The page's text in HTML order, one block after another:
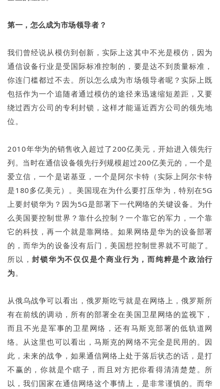
第一，怎么成为市场领导者？
我们曾经说从模仿到创新，实际上这其中不光是模仿，因为
通信设备行业是受国际标准控制的，要是达不到质量标准，
你连门槛都过不去。所以怎么成为市场领导者呢？实际上既
包括作为一个追随者通过模仿的途径来迅速缩短差距，又要
绕过西方公司的专利封锁，这样才能逼近西方公司的领先地
位。
2010年华为的销售收入超过了200亿美元，开始进入领先行
列。当时在通信设备领先行列规模超过200亿美元的，一个是
爱立信，一个是诺基亚，一个是阿尔卡特（实际上阿尔卡特
是180多亿美元）。美国现在为什么要打压华为，特别在5G
上要封锁华为？因为5G是部署下一代网络的关键设备。为什
么美国要控制世界？靠什么控制？一个靠它的军力，一个靠
它的科技，再一个就是靠网络。如果网络是华为的设备部署
的，而华为的设备没有后门，美国想控制世界就不可能了。
所以，封锁华为不仅仅是个商业行为，而纯粹是个政治行
为。
从俄乌战争可以看出，俄罗斯吃亏就是在网络上，俄罗斯所
有在前线的调动，所有的部署全在美国卫星网络的监视下，
而且不光是军事的卫星网络，还有马斯克部署的低轨道网
络。从这里也可以看出，马斯克的网络不完全是民用的。因
此，未来的战争，如果通信网络上处于落后状态的话，是打
不赢的，你就是个瞎子，而且对方把你看得清清楚楚。所
以，我们国家在通信网络这个事情上，是非常谨慎的。而华